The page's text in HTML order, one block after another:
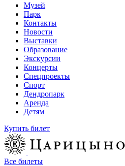
Музей
Парк
Контакты
Новости
Выставки
Образование
Экскурсии
Концерты
Спецпроекты
Спорт
Дендропарк
Аренда
Детям
Купить билет
Все билеты